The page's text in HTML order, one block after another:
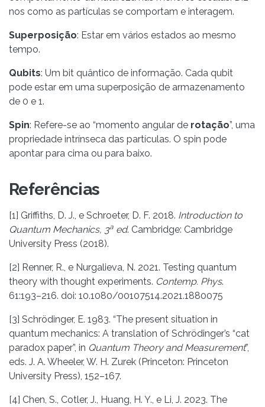
nos como as partículas se comportam e interagem.
Superposição: Estar em vários estados ao mesmo
tempo.
Qubits: Um bit quântico de informação. Cada qubit
pode estar em uma superposição de armazenamento
de 0 e 1.
Spin: Refere-se ao “momento angular de rotação”, uma
propriedade intrínseca das partículas. O spin pode
apontar para cima ou para baixo.
Referências
[1] Griffiths, D. J., e Schroeter, D. F. 2018. Introduction to
Quantum Mechanics, 3a ed. Cambridge: Cambridge
University Press (2018).
[2] Renner, R., e Nurgalieva, N. 2021. Testing quantum
theory with thought experiments. Contemp. Phys.
61:193–216. doi: 10.1080/00107514.2021.1880075
[3] Schrödinger, E. 1983. “The present situation in
quantum mechanics: A translation of Schrödinger’s “cat
paradox paper”, in Quantum Theory and Measurement”,
eds. J. A. Wheeler, W. H. Zurek (Princeton: Princeton
University Press), 152–167.
[4] Chen, S., Cotler, J., Huang, H. Y., e Li, J. 2023. The